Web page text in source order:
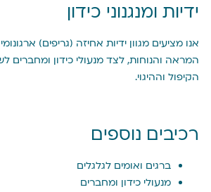
ידיות ומנגנוני כידון
אנו מציעים מגוון ידיות אחיזה (גריפים)
המראה והנוחות, לצד מנעולי כידון ומחברים
הקיפול וההיגוי.
רכיבים נוספים
ברגים ואומים לגלגלים
מנעולי כידון ומחברים